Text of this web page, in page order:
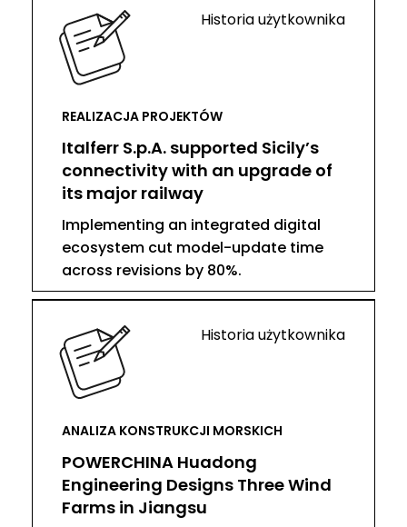
Historia użytkownika
REALIZACJA PROJEKTÓW
Italferr S.p.A. supported Sicily’s
connectivity with an upgrade of
its major railway
Implementing an integrated digital
ecosystem cut model-update time
across revisions by 80%.
Historia użytkownika
ANALIZA KONSTRUKCJI MORSKICH
POWERCHINA Huadong
Engineering Designs Three Wind
Farms in Jiangsu